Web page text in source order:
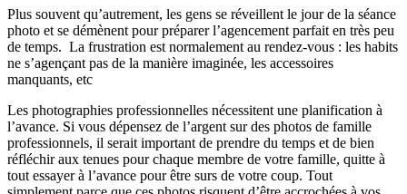
Plus souvent qu’autrement, les gens se réveillent le jour de la séance
photo et se démènent pour préparer l’agencement parfait en très peu
de temps. La frustration est normalement au rendez-vous : les habits
ne s’agençant pas de la manière imaginée, les accessoires
manquants, etc
Les photographies professionnelles nécessitent une planification à
l’avance. Si vous dépensez de l’argent sur des photos de famille
professionnels, il serait important de prendre du temps et de bien
réfléchir aux tenues pour chaque membre de votre famille, quitte à
tout essayer à l’avance pour être surs de votre coup. Tout